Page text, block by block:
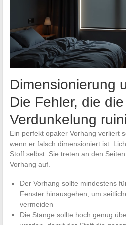
Dimensionierung
Die Fehler, die die
Verdunkelung
Ein perfekt opaker Vorhang verliert
wenn er falsch dimensioniert ist.
Stoff selbst. Sie treten an den
Vorhang auf.
Der Vorhang sollte mindestens
Fenster hinausgehen, um
vermeiden
Die Stange sollte hoch genug